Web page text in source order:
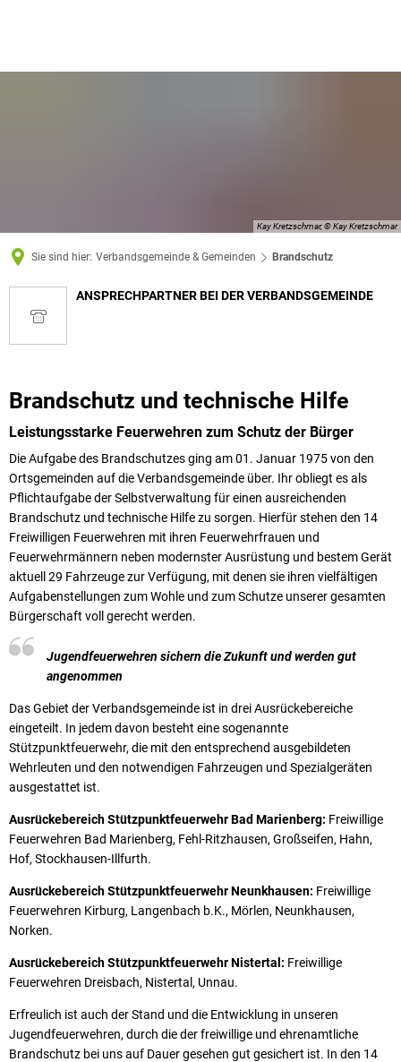
Kay Kretzschmar, © Kay Kretzschmar
Sie sind hier: Verbandsgemeinde & Gemeinden Brandschutz
BrandschutzANSPRECHPARTNER BEI DER VERBANDSGEMEINDE
Brandschutz und technische Hilfe
Leistungsstarke Feuerwehren zum Schutz der Bürger
Die Aufgabe des Brandschutzes ging am 01. Januar 1975 von den
Ortsgemeinden auf die Verbandsgemeinde über. Ihr obliegt es als
Pflichtaufgabe der Selbstverwaltung für einen ausreichenden
Brandschutz und technische Hilfe zu sorgen. Hierfür stehen den 14
Freiwilligen Feuerwehren mit ihren Feuerwehrfrauen und
Feuerwehrmännern neben modernster Ausrüstung und bestem Gerät
aktuell 29 Fahrzeuge zur Verfügung, mit denen sie ihren vielfältigen
Aufgabenstellungen zum Wohle und zum Schutze unserer gesamten
Bürgerschaft voll gerecht werden.
Jugendfeuerwehren sichern die Zukunft und werden gut
angenommen
Das Gebiet der Verbandsgemeinde ist in drei Ausrückebereiche
eingeteilt. In jedem davon besteht eine sogenannte
Stützpunktfeuerwehr, die mit den entsprechend ausgebildeten
Wehrleuten und den notwendigen Fahrzeugen und Spezialgeräten
ausgestattet ist.
Ausrückebereich Stützpunktfeuerwehr Bad Marienberg: Freiwillige
Feuerwehren Bad Marienberg, Fehl-Ritzhausen, Großseifen, Hahn,
Hof, Stockhausen-Illfurth.
Ausrückebereich Stützpunktfeuerwehr Neunkhausen: Freiwillige
Feuerwehren Kirburg, Langenbach b.K., Mörlen, Neunkhausen,
Norken.
Ausrückebereich Stützpunktfeuerwehr Nistertal: Freiwillige
Feuerwehren Dreisbach, Nistertal, Unnau.
Erfreulich ist auch der Stand und die Entwicklung in unseren
Jugendfeuerwehren, durch die der freiwillige und ehrenamtliche
Brandschutz bei uns auf Dauer gesehen gut gesichert ist. In den 14